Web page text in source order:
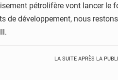
pétrolifère vont lancer
de développement, nous
LA SUITE APRÈS LA